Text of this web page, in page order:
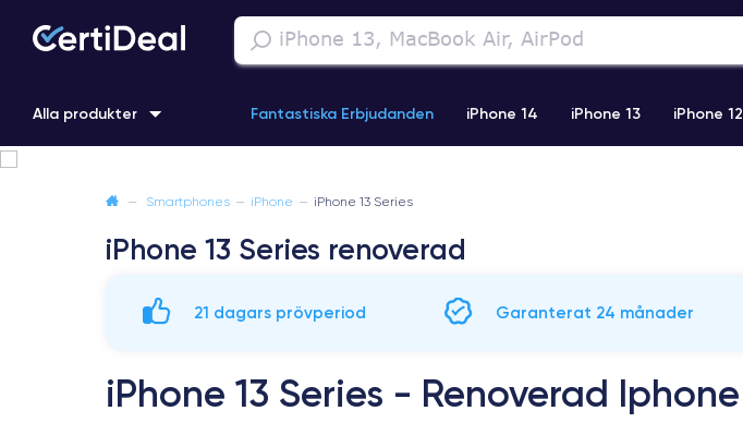
Alla produkter Fantastiska Erbjudanden iPhone 14 iPhone 13 iPhone 12
iPhone 11 Pro iPhone 15 Pro
— Smartphones — iPhone — iPhone 13 Series
iPhone 13 Series renoverad
21 dagars prövperiod Garanterat 24 månader
iPhone 13 Series - Renoverad Iphone